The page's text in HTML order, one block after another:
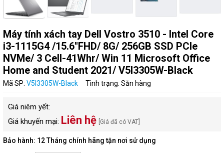
Máy tính xách tay Dell Vostro 3510 - Intel Core
i3-1115G4 /15.6"FHD/ 8G/ 256GB SSD PCIe
NVMe/ 3 Cell-41Whr/ Win 11 Microsoft Office
Home and Student 2021/ V5I3305W-Black
Mã SP: V5I3305W-Black Tình trạng: Sẵn hàng
Giá niêm yết:
Giá khuyến mại: Liên hệ [Giá đã có VAT]
Bảo hành: 12 Tháng chính hãng tận nơi sử dụng